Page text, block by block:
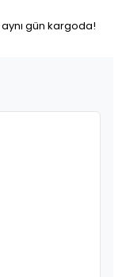
gün kargoda!